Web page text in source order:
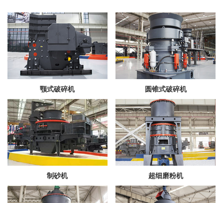
颚式破碎机 圆锥式破碎机
制砂机 超细磨粉机